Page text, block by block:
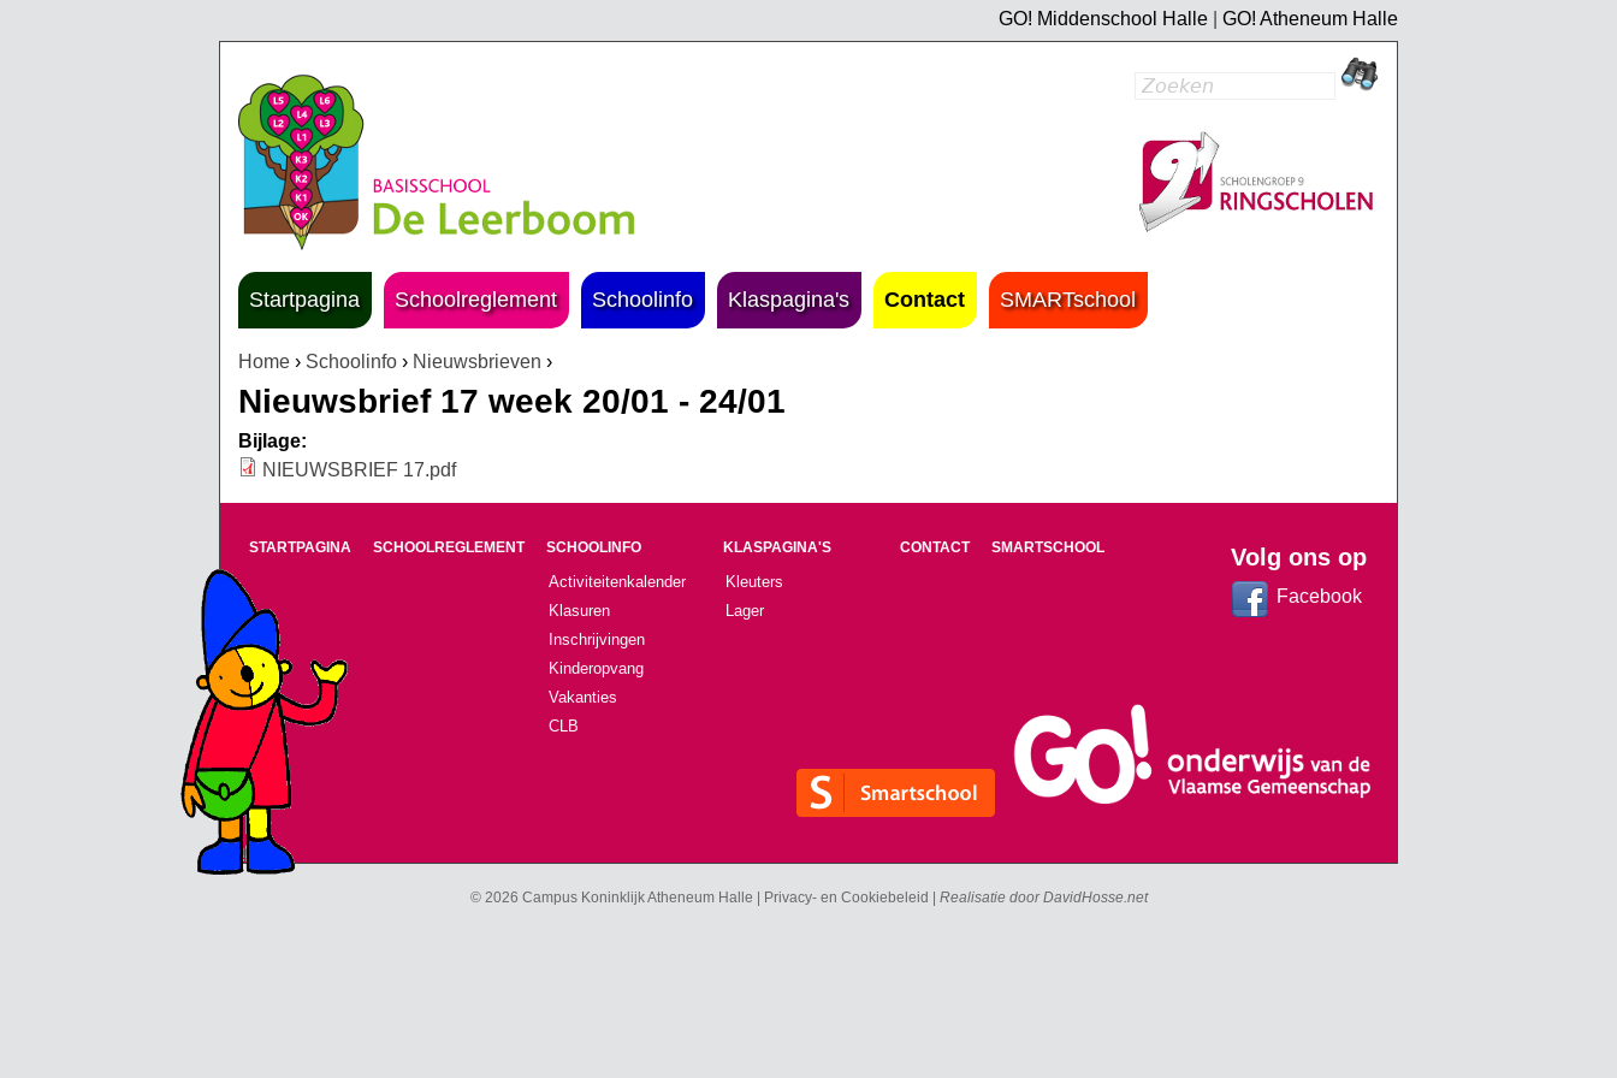
GO! Middenschool Halle GO! Atheneum Halle
U bent hier
Home › Schoolinfo › Nieuwsbrieven ›
Nieuwsbrief 17 week 20/01 - 24/01
Bijlage:
NIEUWSBRIEF 17.pdf
Startpagina Schoolreglement Schoolinfo Klaspagina's Contact SMARTschool
STARTPAGINA SCHOOLREGLEMENT SCHOOLINFO
Activiteitenkalender
Klasuren
Inschrijvingen
Kinderopvang
Vakanties
CLB
KLASPAGINA'S
Kleuters
Lager
CONTACT SMARTSCHOOL Volg ons op
Facebook
© 2026 Campus Koninklijk Atheneum Halle | Privacy- en Cookiebeleid Realisatie doorDavidHosse.net